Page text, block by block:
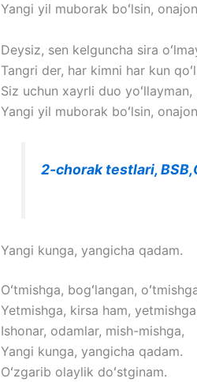
Yangi yil muborak boʻlsin,
Deysiz, sen kelguncha sira
Tangri der, har kimni har kun
Siz uchun xayrli duo yoʻllayman,
Yangi yil muborak boʻlsin,
2-chorak testlari,
Yangi kunga, yangicha qadam.
Oʻtmishga, bogʻlangan,
Yetmishga, kirsa ham,
Ishonar, odamlar, mish-mishga,
Yangi kunga, yangicha qadam.
Oʻzgarib olaylik doʻstginam.